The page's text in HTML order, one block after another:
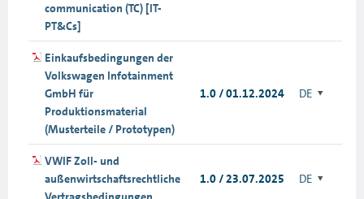
communication (TC) [IT-
PT&Cs]
Einkaufsbedingungen der
Volkswagen Infotainment
GmbH für
Produktionsmaterial
(Musterteile / Prototypen)
1.0 / 01.12.2024 DE
VWIF Zoll- und
außenwirtschaftsrechtliche
1.0 / 23.07.2025 DE